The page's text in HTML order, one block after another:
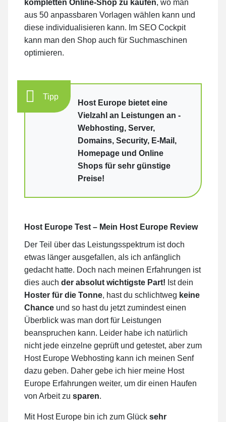
kompletten Online-Shop zu kaufen, wo man
aus 50 anpassbaren Vorlagen wählen kann und
diese individualisieren kann. Im SEO Cockpit
kann man den Shop auch für Suchmaschinen
optimieren.
Tipp
Host Europe bietet eine
Vielzahl an Leistungen an -
Webhosting, Server,
Domains, Security, E-Mail,
Homepage und Online
Shops für sehr günstige
Preise!
Host Europe Test – Mein Host Europe Review
Der Teil über das Leistungsspektrum ist doch
etwas länger ausgefallen, als ich anfänglich
gedacht hatte. Doch nach meinen Erfahrungen ist
dies auch der absolut wichtigste Part! Ist dein
Hoster für die Tonne, hast du schlichtweg keine
Chance und so hast du jetzt zumindest einen
Überblick was man dort für Leistungen
beanspruchen kann. Leider habe ich natürlich
nicht jede einzelne geprüft und getestet, aber zum
Host Europe Webhosting kann ich meinen Senf
dazu geben. Daher gebe ich hier meine Host
Europe Erfahrungen weiter, um dir einen Haufen
von Arbeit zu sparen.
Mit Host Europe bin ich zum Glück sehr